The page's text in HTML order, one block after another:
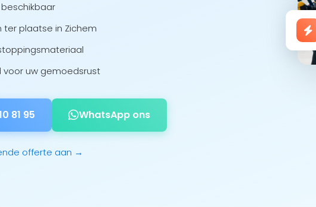
ter plaatse in Zichem
voor uw gemoedsrust
81 95 WhatsApp ons
offerte aan →